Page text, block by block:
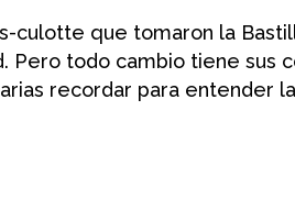
culotte que tomaron la
Pero todo cambio tiene sus
recordar para entender